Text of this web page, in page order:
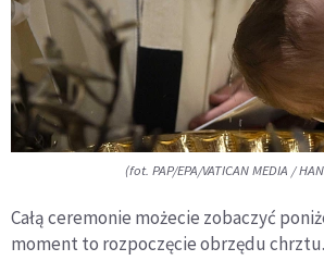
(fot. PAP/EPA/VATICAN MEDIA /
Całą ceremonie możecie zobaczyć
moment to rozpoczęcie obrzędu chrztu.